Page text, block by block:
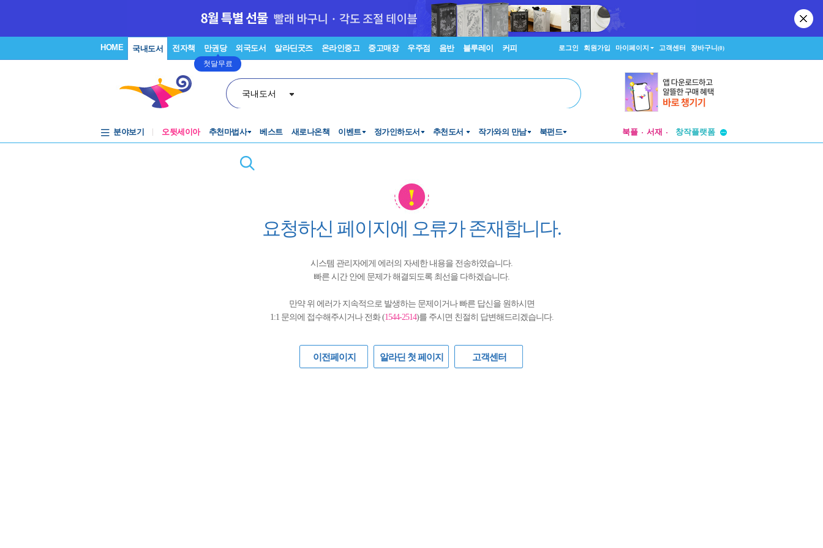
HOME 국내도서 전자책 만권당
첫달무료
외국도서 알라딘굿즈 온라인중고 중고매장 우주점 음반 블루레이 커피 로그인 회원가입 마이페이지 고객센터 장바구니(0)
국내도서
분야보기 오뒷세이아 추천마법사 베스트 새로나온책 이벤트 정가인하도서 추천도서 작가와의 만남 북펀드 북플 서재
창작플랫폼
요청하신 페이지에 오류가 존재합니다.
시스템 관리자에게 에러의 자세한 내용을 전송하였습니다.
빠른 시간 안에 문제가 해결되도록 최선을 다하겠습니다.
만약 위 에러가 지속적으로 발생하는 문제이거나 빠른 답신을 원하시면
1:1 문의에 접수해주시거나 전화 (1544-2514)를 주시면 친절히 답변해드리겠습니다.
이전페이지 알라딘 첫 페이지 고객센터